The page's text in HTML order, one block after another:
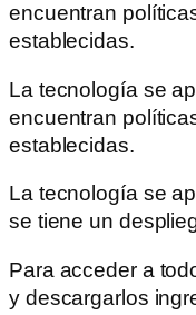
encuentran
establecidas.
La tecnología se
encuentran
establecidas.
La tecnología se
se tiene un
Para acceder a
y descargarlos